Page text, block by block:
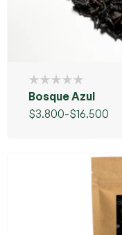
Bosque Azul
$3.800-$16.500